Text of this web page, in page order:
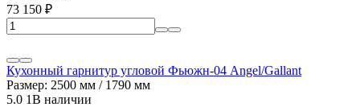
73 150 ₽
Кухонный гарнитур угловой Фьюжн-04 Angel/Gallant
Размер: 2500 мм / 1790 мм
5.0 1В наличии